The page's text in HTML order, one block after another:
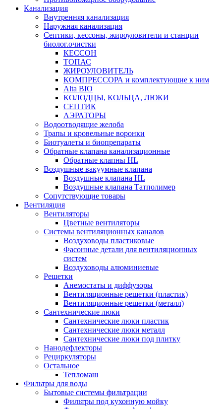
Канализация
Внутренняя канализация
Наружная канализация
Септики, кессоны, жироуловители и станции
биолог.очистки
КЕССОН
ТОПАС
ЖИРОУЛОВИТЕЛЬ
КОМПРЕССОРА и комплектующие к ним
Alta BIO
КОЛОДЦЫ, КОЛЬЦА, ЛЮКИ
СЕПТИК
АЭРАТОРЫ
Водоотводящие желоба
Трапы и кровельные воронки
Биотуалеты и биопрепараты
Обратные клапана канализационные
Обратные клапны HL
Воздушные вакуумные клапана
Воздушные клапана HL
Воздушные клапана Татполимер
Сопутствующие товары
Вентиляция
Вентиляторы
Цветные вентиляторы
Системы вентиляционных каналов
Воздуховоды пластиковые
Фасонные детали для вентиляционных
систем
Воздуховоды алюминиевые
Решетки
Анемостаты и диффузоры
Вентиляционные решетки (пластик)
Вентиляционные решетки (металл)
Сантехнические люки
Сантехнические люки пластик
Сантехнические люки металл
Сантехнические люки под плитку
Нанодефлекторы
Рециркуляторы
Остальное
Тепломаш
Фильтры для воды
Бытовые системы фильтрации
Фильтры под кухонную мойку